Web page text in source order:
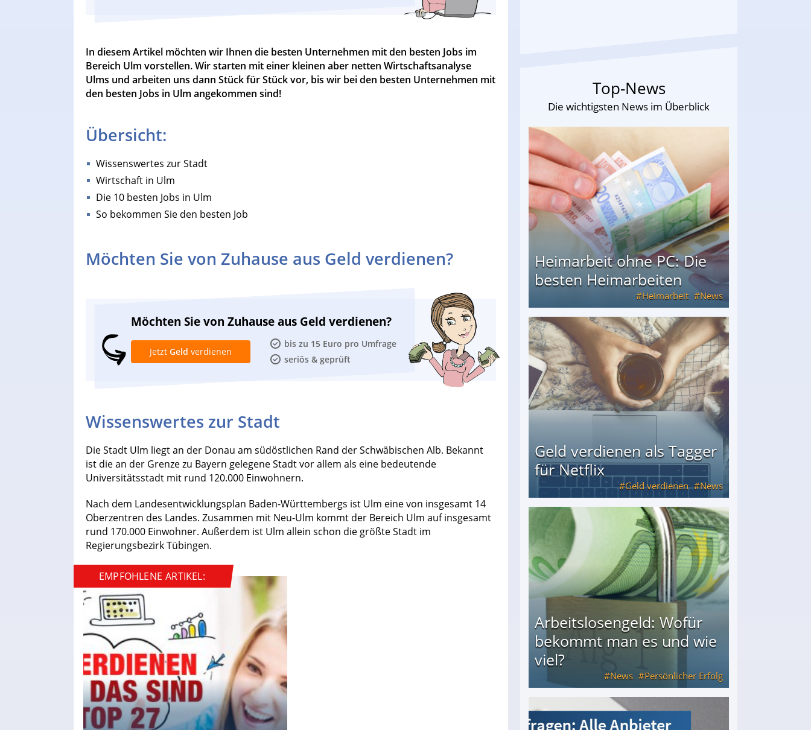
In diesem Artikel möchten wir Ihnen die besten Unternehmen mit den besten Jobs im
Bereich Ulm vorstellen. Wir starten mit einer kleinen aber netten Wirtschaftsanalyse
Ulms und arbeiten uns dann Stück für Stück vor, bis wir bei den besten Unternehmen mit
den besten Jobs in Ulm angekommen sind!
Übersicht:
Wissenswertes zur Stadt
Wirtschaft in Ulm
Die 10 besten Jobs in Ulm
So bekommen Sie den besten Job
Möchten Sie von Zuhause aus Geld verdienen?
Möchten Sie von Zuhause aus Geld verdienen?
bis zu 15 Euro pro Umfrage
seriös & geprüft
Jetzt Geld verdienen
Wissenswertes zur Stadt
Die Stadt Ulm liegt an der Donau am südöstlichen Rand der Schwäbischen Alb. Bekannt
ist die an der Grenze zu Bayern gelegene Stadt vor allem als eine bedeutende
Universitätsstadt mit rund 120.000 Einwohnern.
Nach dem Landesentwicklungsplan Baden-Württembergs ist Ulm eine von insgesamt 14
Oberzentren des Landes. Zusammen mit Neu-Ulm kommt der Bereich Ulm auf insgesamt
rund 170.000 Einwohner. Außerdem ist Ulm allein schon die größte Stadt im
Regierungsbezirk Tübingen.
EMPFOHLENE ARTIKEL:
Top-News
Die wichtigsten News im Überblick
Heimarbeit ohne PC: Die
besten Heimarbeiten
Heimarbeit News
Heimarbeit ohne PC: Die besten Heimarbeiten
Geld verdienen als Tagger
für Netflix
Geld verdienen News
Geld verdienen als Tagger für Netflix
Arbeitslosengeld: Wofür
bekommt man es und wie
viel?
News Persönlicher Erfolg
Arbeitslosengeld: Wofür bekommt man es und wie viel?